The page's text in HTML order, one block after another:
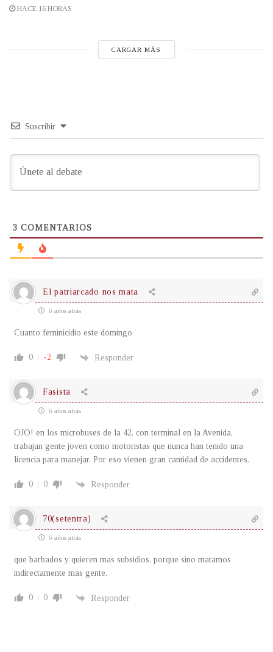
HACE 16 HORAS
CARGAR MÁS
Suscribir
3 COMENTARIOS
El patriarcado nos mata
6 años atrás
Cuanto feminicidio este domingo
0 -2 Responder
Fasista
6 años atrás
OJO! en los microbuses de la 42, con terminal en la Avenida,
trabajan gente joven como motoristas que nunca han tenido una
licencia para manejar. Por eso vienen gran cantidad de accidentes.
0 0 Responder
70(setentra)
6 años atrás
que barbados y quieren mas subsidios. porque sino matamos
indirectamente mas gente.
0 0 Responder